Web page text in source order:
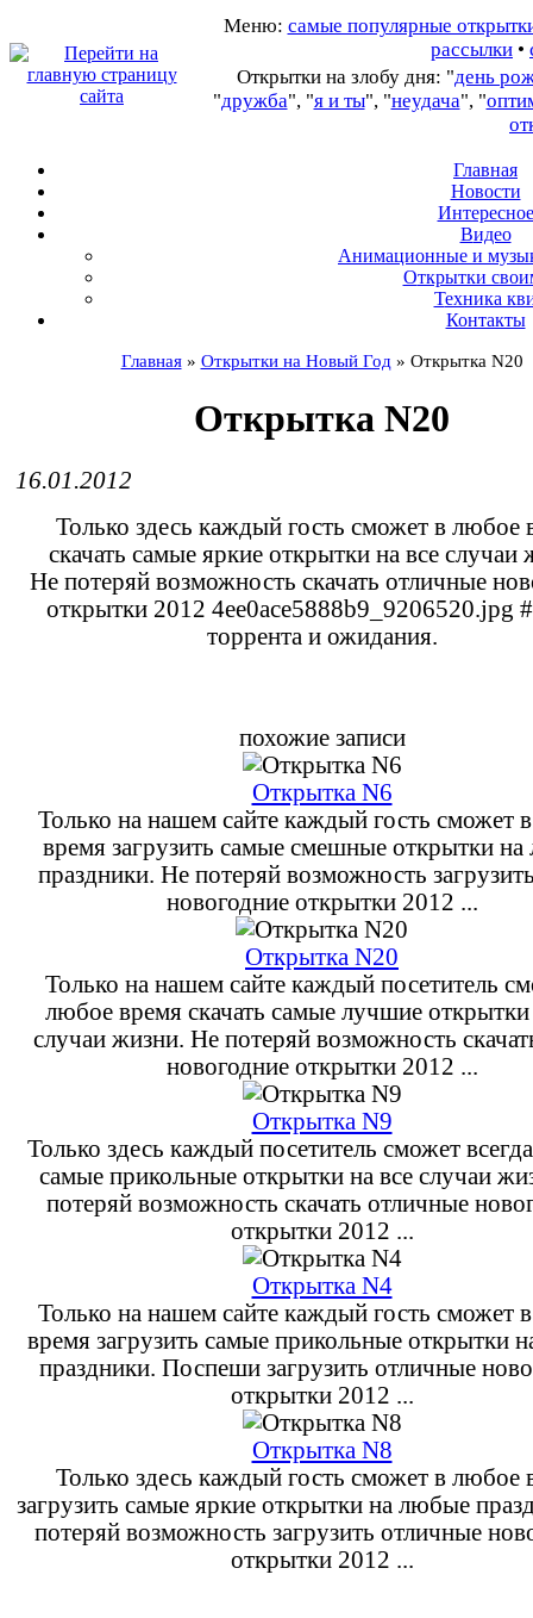
Меню: самые популярные
рассылки •
Открытки на злобу дня: "день
"дружба", "я и ты", "неудача", "
Главная
Новости
Интересное
Видео
Анимационные и
Открытки
Техника
Контакты
Главная» Открытки на Новый Год » Открытка N20
Открытка N20
16.01.2012
Только здесь каждый гость сможет в любое
скачать самые яркие открытки на все случаи
Не потеряй возможность скачать отличные
открытки 2012 4ee0ace5888b9_9206520.jpg
торрента и ожидания.
похожие записи
Открытка N6
Только на нашем сайте каждый гость сможет
время загрузить самые смешные открытки
праздники. Не потеряй возможность
новогодние открытки 2012 ...
Открытка N20
Только на нашем сайте каждый посетитель
любое время скачать самые лучшие открытки
случаи жизни. Не потеряй возможность
новогодние открытки 2012 ...
Открытка N9
Только здесь каждый посетитель сможет всегда
самые прикольные открытки на все случаи
потеряй возможность скачать отличные
открытки 2012 ...
Открытка N4
Только на нашем сайте каждый гость сможет
время загрузить самые прикольные открытки
праздники. Поспеши загрузить отличные
открытки 2012 ...
Открытка N8
Только здесь каждый гость сможет в любое
загрузить самые яркие открытки на любые
потеряй возможность загрузить отличные
открытки 2012 ...